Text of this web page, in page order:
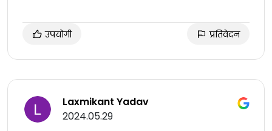
उपयोगी प्रतिवेदन
Laxmikant Yadav
2024.05.29